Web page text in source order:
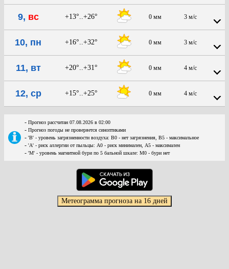
9, вс +13°..+26° 0 мм 3 м/с
10, пн +16°..+32° 0 мм 3 м/с
11, вт +20°..+31° 0 мм 4 м/с
12, ср +15°..+25° 0 мм 4 м/с
- Прогноз рассчитан 07.08.2026 в 02:00
- Прогноз погоды не проверяется синоптиками
- 'В' - уровень загрязненности воздуха: В0 - нет загрязнения, В5 - максимальное
- 'А' - риск аллергии от пыльцы: А0 - риск минимален, А5 - максимален
- 'М' - уровень магнитной бури по 5 бальной шкале: М0 - бури нет